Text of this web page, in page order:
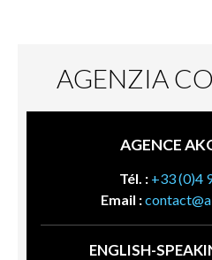
AGENZIA
AGENCE
Tél. : +33 (0)4
Email :
ENGLISH-